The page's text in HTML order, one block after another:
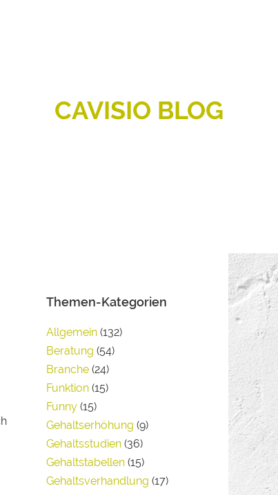
CAVISIO BLOG
Themen-Kategorien
Allgemein (132)
Beratung (54)
Branche (24)
Funktion (15)
Funny (15)
Gehaltserhöhung (9)
Gehaltsstudien (36)
Gehaltstabellen (15)
Gehaltsverhandlung (17)